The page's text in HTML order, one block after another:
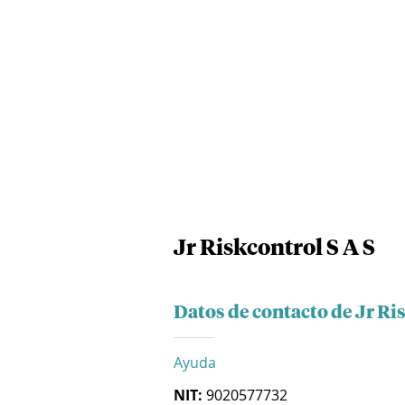
Jr Riskcontrol S A S
Datos de contacto de Jr
Ayuda
NIT: 9020577732